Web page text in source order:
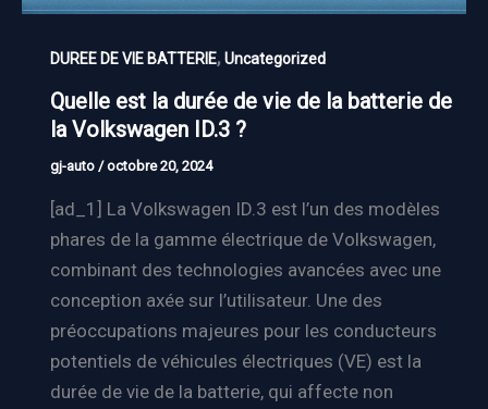
DUREE DE VIE BATTERIE,Uncategorized
Quelle est la durée de vie de la batterie de
la Volkswagen ID.3 ?
gj-auto /octobre 20, 2024
[ad_1] La Volkswagen ID.3 est l’un des modèles
phares de la gamme électrique de Volkswagen,
combinant des technologies avancées avec une
conception axée sur l’utilisateur. Une des
préoccupations majeures pour les conducteurs
potentiels de véhicules électriques (VE) est la
durée de vie de la batterie, qui affecte non